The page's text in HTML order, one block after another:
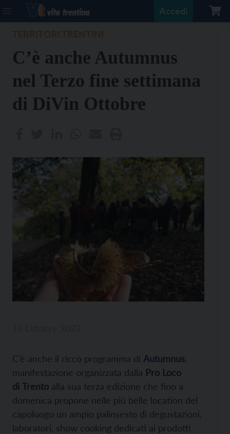
Accedi
C’è anche Autumnus
nel Terzo fine settimana
di DiVin Ottobre
C’è anche il ricco programma di Autumnus
manifestazione organizzata dalla Pro Loco
di Trento alla sua terza edizione che fino a
domenica propone nelle più belle location del
capoluogo un ampio palinsesto di degustazioni,
laboratori, show cooking dedicati ai prodotti